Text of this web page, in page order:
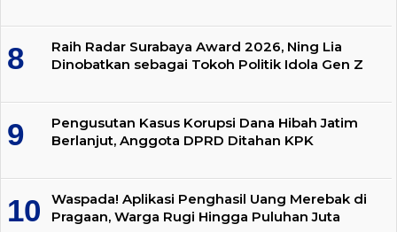
Raih Radar Surabaya Award 2026, Ning Lia
Dinobatkan sebagai Tokoh Politik Idola Gen Z
Pengusutan Kasus Korupsi Dana Hibah Jatim
Berlanjut, Anggota DPRD Ditahan KPK
Waspada! Aplikasi Penghasil Uang Merebak di
Pragaan, Warga Rugi Hingga Puluhan Juta